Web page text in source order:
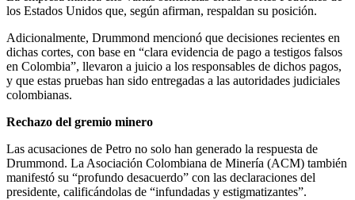
los Estados Unidos que, según afirman, respaldan su posición.
Adicionalmente, Drummond mencionó que decisiones recientes en
dichas cortes, con base en “clara evidencia de pago a testigos falsos
en Colombia”, llevaron a juicio a los responsables de dichos pagos,
y que estas pruebas han sido entregadas a las autoridades judiciales
colombianas.
Rechazo del gremio minero
Las acusaciones de Petro no solo han generado la respuesta de
Drummond. La Asociación Colombiana de Minería (ACM) también
manifestó su “profundo desacuerdo” con las declaraciones del
presidente, calificándolas de “infundadas y estigmatizantes”.